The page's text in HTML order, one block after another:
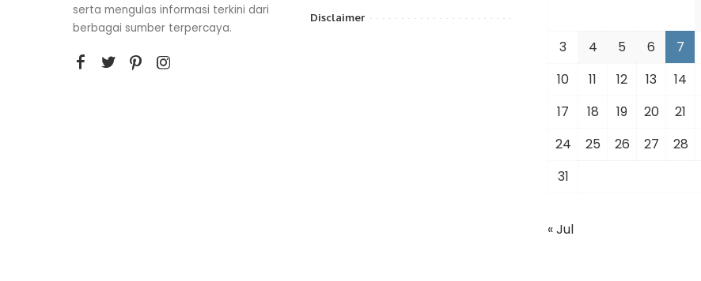
serta mengulas informasi terkini dari
berbagai sumber terpercaya.
Disclaimer
3
4 5 6 7
10
11 12 13 14
17
18 19 20 21
24
25 26 27 28
31
« Jul